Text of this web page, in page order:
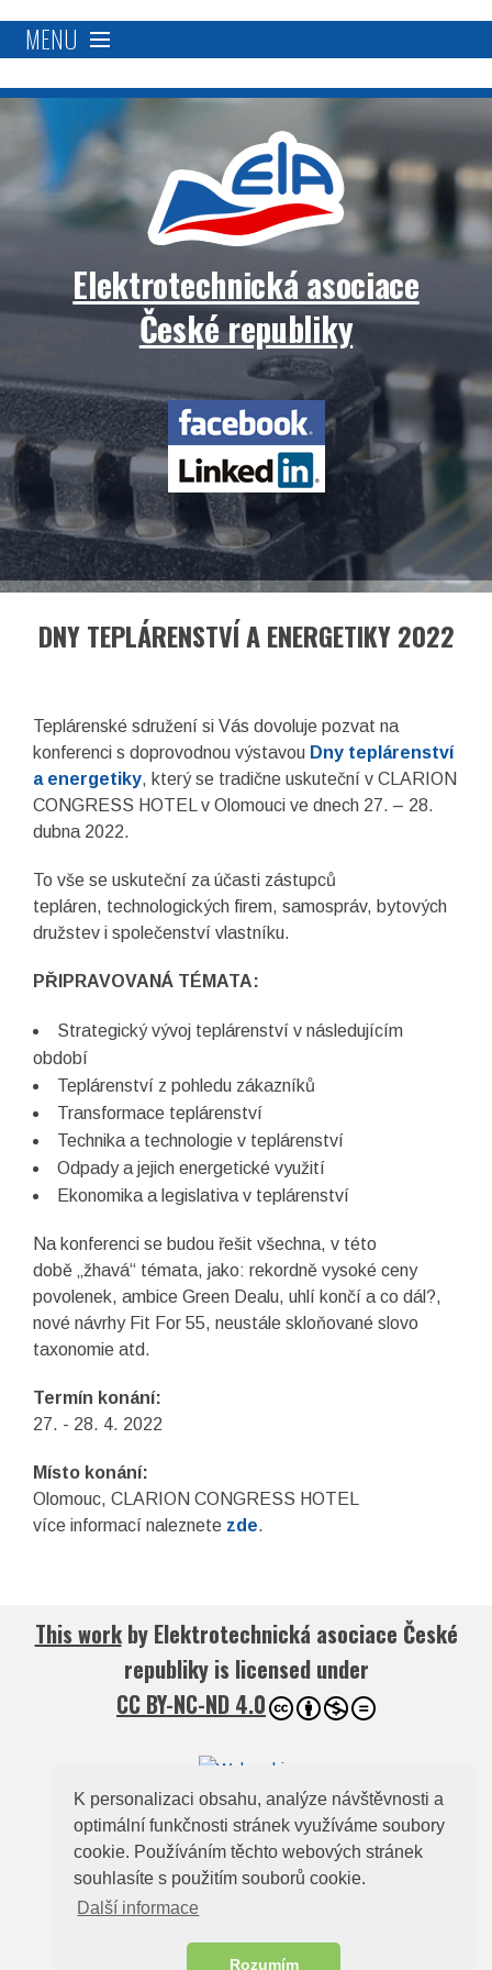
K personalizaci obsahu, analýze návštěvnosti a
optimální funkčnosti stránek využíváme soubory
cookie. Používáním těchto webových stránek
souhlasíte s použitím souborů cookie.
Další informace
Rozumím
MENU
O nás
Proč se stát členem?
Členská základna
Přímá podpora
Aktivity
Blockchain
Elektrotechnická
Elektrotechnická asociace
České republiky
Facebook
LinkedIn
DNY TEPLÁRENSTVÍ A ENERGETIKY 2022
Teplárenské sdružení si Vás dovoluje pozvat na
konferenci s doprovodnou výstavou Dny teplárenství
a energetiky, který se tradične uskuteční v CLARION
CONGRESS HOTEL v Olomouci ve dnech 27. – 28.
dubna 2022.
To vše se uskuteční za účasti zástupců
tepláren, technologických firem, samospráv, bytových
družstev i společenství vlastníku.
PŘIPRAVOVANÁ TÉMATA:
Strategický vývoj teplárenství v následujícím
období
Teplárenství z pohledu zákazníků
Transformace teplárenství
Technika a technologie v teplárenství
Odpady a jejich energetické využití
Ekonomika a legislativa v teplárenství
Na konferenci se budou řešit všechna, v této
době „žhavá“ témata, jako: rekordně vysoké ceny
povolenek, ambice Green Dealu, uhlí končí a co dál?,
nové návrhy Fit For 55, neustále skloňované slovo
taxonomie atd.
Termín konání:
27. - 28. 4. 2022
Místo konání:
Olomouc, CLARION CONGRESS HOTEL
více informací naleznete zde.
This workby Elektrotechnická asociace České
republikyis licensed under
CC BY-NC-ND 4.0
© 2026Elektrotechnická asociace České
republiky
Zelený pruh 95/97, 140 00, Praha 4, e-mail:
Web design a redakční systém -